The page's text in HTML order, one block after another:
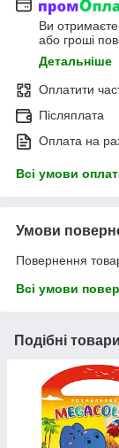
Ви
або гроші
Детальніше
Оплатити
Післяплата
Оплата на
Всі умови
Умови
Повернення
Всі умови
Подібні